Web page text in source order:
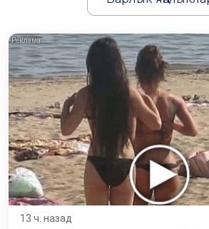
13 ч. назад